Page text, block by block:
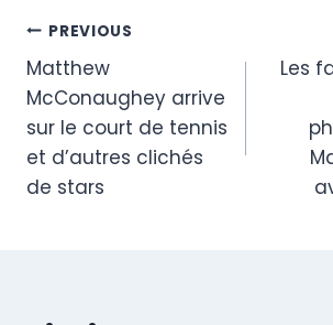
Post
navigation
PREVIOUS
Matthew
McConaughey arrive
sur le court de tennis
et d’autres clichés
de stars
Les